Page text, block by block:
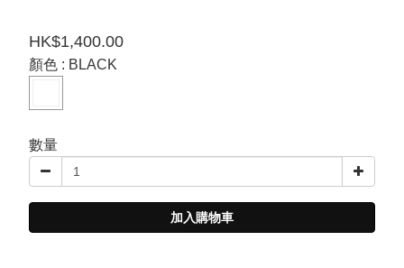
HK$1,400.00
顏色 : BLACK
數量
加入購物車